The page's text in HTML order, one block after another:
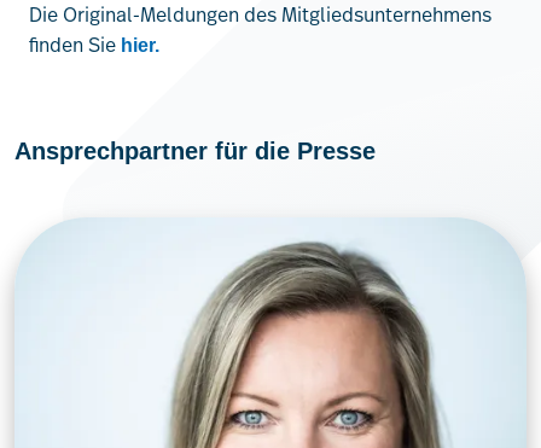
Die Original-Meldungen des Mitgliedsunternehmens
finden Sie hier.
Ansprechpartner für die Presse